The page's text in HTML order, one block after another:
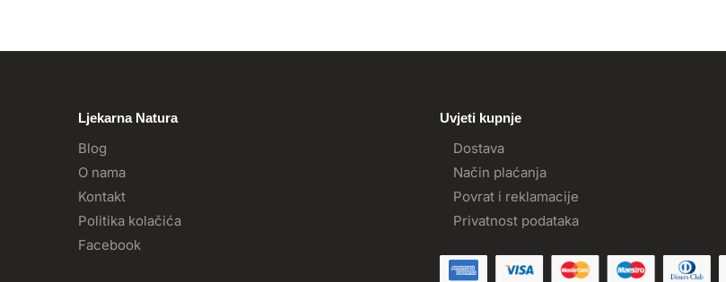
Ljekarna Natura
Blog
O nama
Kontakt
Politika kolačića
Facebook
Uvjeti kupnje
Dostava
Način plaćanja
Povrat i reklamacije
Privatnost podataka